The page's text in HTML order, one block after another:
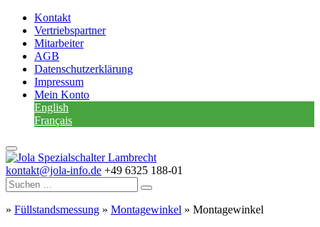
Kontakt
Vertriebspartner
Mitarbeiter
AGB
Datenschutzerklärung
Impressum
Mein Konto
English
Français
kontakt@jola-info.de +49 6325 188-01
» Füllstandsmessung » Montagewinkel » Montagewinkel